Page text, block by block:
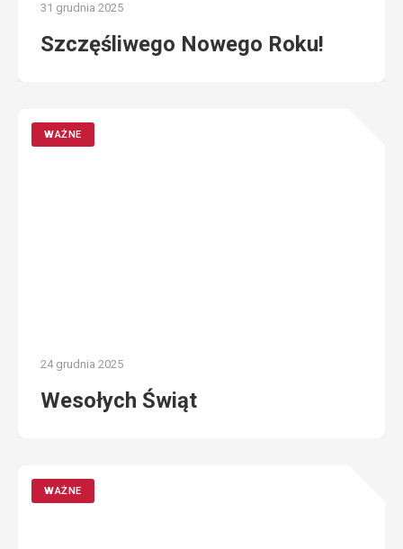
31 grudnia 2025
Szczęśliwego Nowego Roku!
WAŻNE
24 grudnia 2025
Wesołych Świąt
WAŻNE